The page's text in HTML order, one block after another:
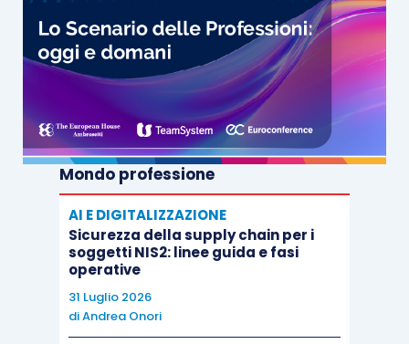
dotata di perdite fiscali (e/o di altre eventuali
posizioni soggettive rilevanti)potrebbe
realizzare
, singolarmente considerata, nel
periodo d’imposta in cuil’operazione si
perfeziona e nei successivi, quali risultanti da
un piano economico poliennale della società. Se
si procedesse in tal senso, per omogeneità
dovrebbe essere prevista, anche nell’ambito
articolo 84 Tuir, lapossibilità di riportare le
posizioni fiscalisoggettive per la parte che non
eccede il limite quantitativo rappresentato dai
redditi imponibili prospettici,
sussistessero le condizioni di vitalità.
Mondo professione
AI E DIGITALIZZAZIONE
Sicurezza della supply chain per i
soggetti NIS2: linee guida e fasi
operative
31 Luglio 2026
diAndrea Onori